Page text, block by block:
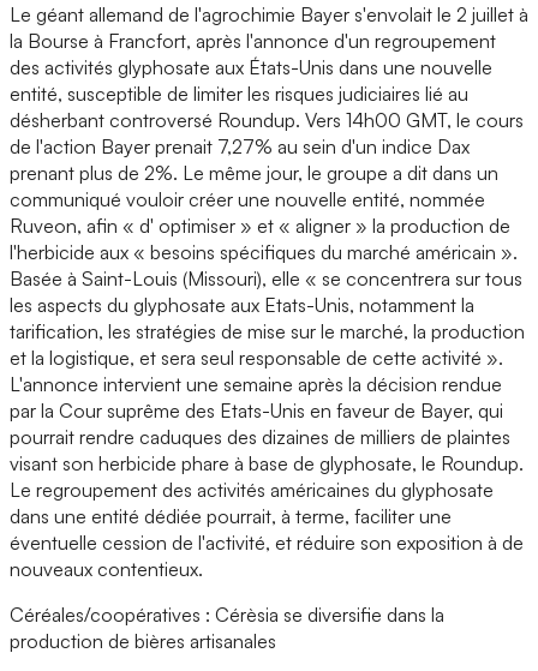
Le géant allemand de l'agrochimie Bayer s'envolait le 2 juillet à
la Bourse à Francfort, après l'annonce d'un regroupement
des activités glyphosate aux États-Unis dans une nouvelle
entité, susceptible de limiter les risques judiciaires lié au
désherbant controversé Roundup. Vers 14h00 GMT, le cours
de l'action Bayer prenait 7,27% au sein d'un indice Dax
prenant plus de 2%. Le même jour, le groupe a dit dans un
communiqué vouloir créer une nouvelle entité, nommée
Ruveon, afin « d' optimiser » et « aligner » la production de
l'herbicide aux « besoins spécifiques du marché américain ».
Basée à Saint-Louis (Missouri), elle « se concentrera sur tous
les aspects du glyphosate aux Etats-Unis, notamment la
tarification, les stratégies de mise sur le marché, la production
et la logistique, et sera seul responsable de cette activité ».
L'annonce intervient une semaine après la décision rendue
par la Cour suprême des Etats-Unis en faveur de Bayer, qui
pourrait rendre caduques des dizaines de milliers de plaintes
visant son herbicide phare à base de glyphosate, le Roundup.
Le regroupement des activités américaines du glyphosate
dans une entité dédiée pourrait, à terme, faciliter une
éventuelle cession de l'activité, et réduire son exposition à de
nouveaux contentieux.
Céréales/coopératives : Cérèsia se diversifie dans la
production de bières artisanales